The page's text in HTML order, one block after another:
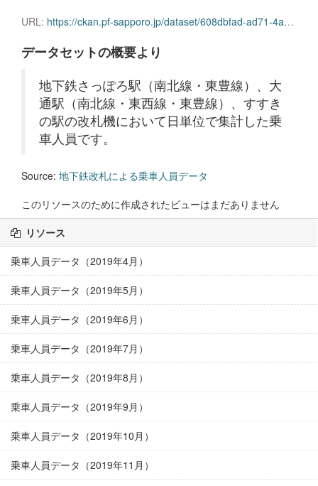
URL: https://ckan.pf-sapporo.jp/dataset/608dbfad-ad71-4a06-82ff-f77715c5b8c2/resource/d916ad3b-4a93-49bb-bfa2-2601ee4d83ec/download/jyosyajinninn2023.1.csv
データセットの概要より
地下鉄さっぽろ駅（南北線・東豊線）、大
通駅（南北線・東西線・東豊線）、すすき
の駅の改札機において日単位で集計した乗
車人員です。
Source: 地下鉄改札による乗車人員データ
このリソースのために作成されたビューはまだありません
リソース
乗車人員データ（2019年4月）
乗車人員データ（2019年5月）
乗車人員データ（2019年6月）
乗車人員データ（2019年7月）
乗車人員データ（2019年8月）
乗車人員データ（2019年9月）
乗車人員データ（2019年10月）
乗車人員データ（2019年11月）